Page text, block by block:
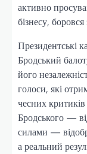
активно
бізнесу,
Президентські
Бродський
його
голоси, які
чесних
Бродського —
силами —
а реальний